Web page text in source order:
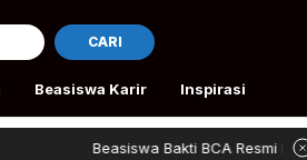
CARI
Beasiswa Karir Inspirasi
Beasiswa Bakti BCA Resmi Dibuka